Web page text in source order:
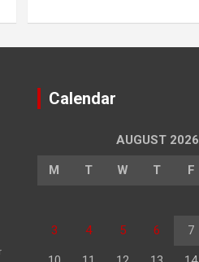
Calendar
AUGUST 2026
M T W T F
3 4 5 6 7